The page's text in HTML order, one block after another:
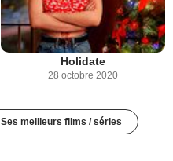
Holidate
28 octobre 2020
Ses meilleurs films / séries